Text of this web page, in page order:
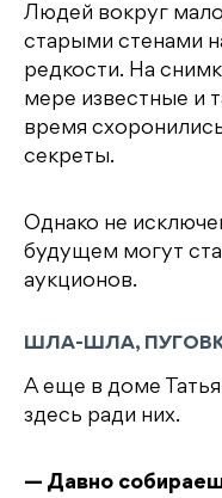
Людей вокруг
старыми стенами
редкости. На
мере известные и
время
секреты.
Однако не
будущем могут
аукционов.
ШЛА-ШЛА,
А еще в доме
здесь ради них.
— Давно